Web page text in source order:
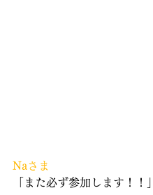
Naさま
「また必ず参加します！！」